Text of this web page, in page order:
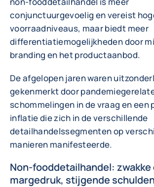
conjunctuurgevoelig en vereist
voorraadniveaus, maar biedt meer
differentiatiemogelijkheden door
branding en het productaanbod.
De afgelopen jaren waren
gekenmerkt door
schommelingen in de vraag en een
inflatie die zich in de verschillende
detailhandelssegmenten op
manieren manifesteerde.
Non-fooddetailhandel: zwakke
margedruk, stijgende